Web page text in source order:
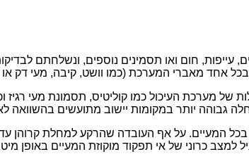
עייפות, חום ואו תסמינים נוספים, ונשלחתם
אחד מאברי המערכת (כמו וושט, קיבה, מעי דק
מערכת העיכול כמו קוליטיס, תסמונת מעי רגיז
המעיים. על אף העובדה שהרקע למחלת קרוהן
למצב כרוני של אי תפקוד מוקוזת המעיים באופן